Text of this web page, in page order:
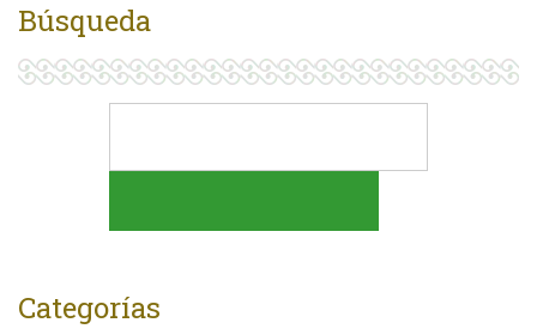
Búsqueda
Categorías